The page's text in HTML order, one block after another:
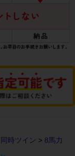
同時ツイン > 8馬力